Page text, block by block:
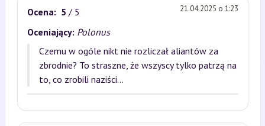
Ocena: 5 / 5 21.04.2025 o 1:23
Oceniający: Polonus
Czemu w ogóle nikt nie rozliczał aliantów za
zbrodnie? To straszne, że wszyscy tylko patrzą na
to, co zrobili naziści...